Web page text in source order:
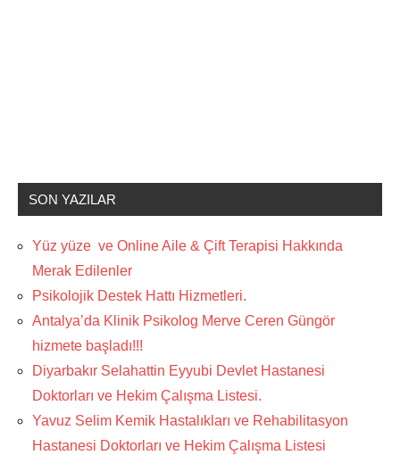
SON YAZILAR
Yüz yüze ve Online Aile & Çift Terapisi Hakkında
Merak Edilenler
Psikolojik Destek Hattı Hizmetleri.
Antalya’da Klinik Psikolog Merve Ceren Güngör
hizmete başladı!!!
Diyarbakır Selahattin Eyyubi Devlet Hastanesi
Doktorları ve Hekim Çalışma Listesi.
Yavuz Selim Kemik Hastalıkları ve Rehabilitasyon
Hastanesi Doktorları ve Hekim Çalışma Listesi